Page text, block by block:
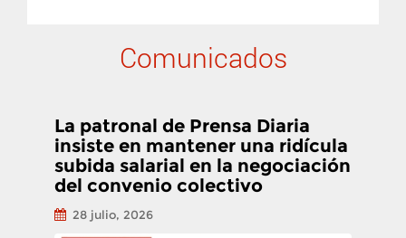
Comunicados
La patronal de Prensa Diaria
insiste en mantener una ridícula
subida salarial en la negociación
del convenio colectivo
28 julio, 2026